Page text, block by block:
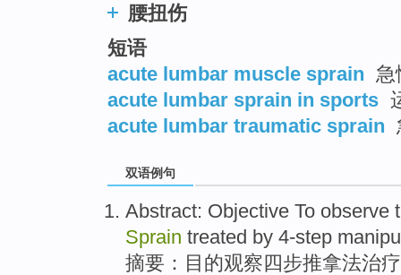
腰扭伤
短语
acute lumbar muscle sprain 急
acute lumbar sprain in sports
acute lumbar traumatic sprain
双语例句
Abstract: Objective To observe
Sprain treated by 4-step
摘要 ： 目的观察四步推拿法治疗